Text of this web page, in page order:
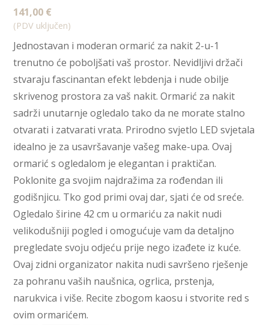
141,00 €
(PDV uključen)
Jednostavan i moderan ormarić za nakit 2-u-1
trenutno će poboljšati vaš prostor. Nevidljivi držači
stvaraju fascinantan efekt lebdenja i nude obilje
skrivenog prostora za vaš nakit. Ormarić za nakit
sadrži unutarnje ogledalo tako da ne morate stalno
otvarati i zatvarati vrata. Prirodno svjetlo LED svjetala
idealno je za usavršavanje vašeg make-upa. Ovaj
ormarić s ogledalom je elegantan i praktičan.
Poklonite ga svojim najdražima za rođendan ili
godišnjicu. Tko god primi ovaj dar, sjati će od sreće.
Ogledalo širine 42 cm u ormariću za nakit nudi
velikodušniji pogled i omogućuje vam da detaljno
pregledate svoju odjeću prije nego izađete iz kuće.
Ovaj zidni organizator nakita nudi savršeno rješenje
za pohranu vaših naušnica, ogrlica, prstenja,
narukvica i više. Recite zbogom kaosu i stvorite red s
ovim ormarićem.